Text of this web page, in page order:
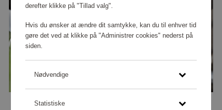
derefter klikke på "Tillad valg".
Hvis du ønsker at ændre dit samtykke, kan du til enhver tid
gøre det ved at klikke på "Administrer cookies" nederst på
siden.
Nødvendige
Statistiske